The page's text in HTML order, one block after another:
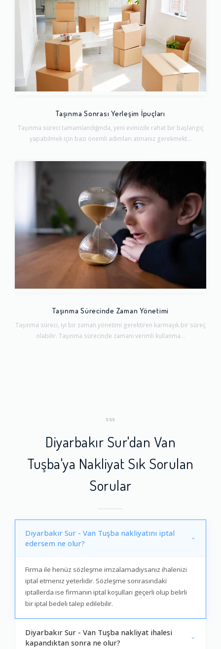
Taşınma Sonrası Yerleşim İpuçları
Taşınma süreci tamamlandığında, yeni evinizde rahat bir başlangıç
yapabilmek için bazı önemli adımları atmanız gerekmekt...
Taşınma Sürecinde Zaman Yönetimi
Taşınma süreci, iyi bir zaman yönetimi gerektiren karmaşık bir süreç
olabilir. Taşınma sürecinde zamanı verimli kullanma...
SSS
Diyarbakır Sur'dan Van
Tuşba'ya Nakliyat Sık Sorulan
Sorular
Diyarbakır Sur - Van Tuşba nakliyatını iptal
edersem ne olur?
Firma ile henüz sözleşme imzalamadıysanız ihalenizi
iptal etmeniz yeterlidir. Sözleşme sonrasındaki
iptallerda ise firmanın iptal koşulları geçerli olup belirli
bir iptal bedeli talep edilebilir.
Diyarbakır Sur - Van Tuşba nakliyat ihalesi
kapandıktan sonra ne olur?